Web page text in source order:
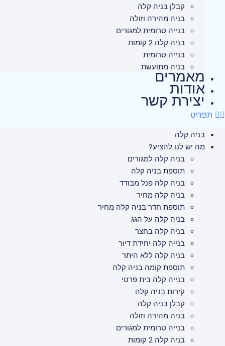
קבלן בניה קלה
בניה מהירה וזולה
בנייה טרומית למגורים
בניה קלה 2 קומות
בנייה טרומית
בניה מתועשת
מאמרים
אודות
יצירת קשר
תפריט
בניה קלה
מה יש לנו להציע?
בניה קלה למגורים
תוספת בניה קלה
בניה קלה פנל מבודד
בניה קלה מחיר
תוספת חדר בניה קלה מחיר
בניה קלה על הגג
בניה קלה בחצר
בנייה קלה יחידת דיור
בניה קלה ללא היתר
תוספת קומה בניה קלה
בנייה קלה בית פרטי
קירות בניה קלה
קבלן בניה קלה
בניה מהירה וזולה
בנייה טרומית למגורים
בניה קלה 2 קומות